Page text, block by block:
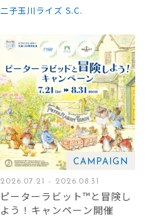
二子玉川ライズ S.C.
CAMPAIGN
2026.07.21 - 2026.08.31
ピーターラビット™と冒険し
よう！キャンペーン開催